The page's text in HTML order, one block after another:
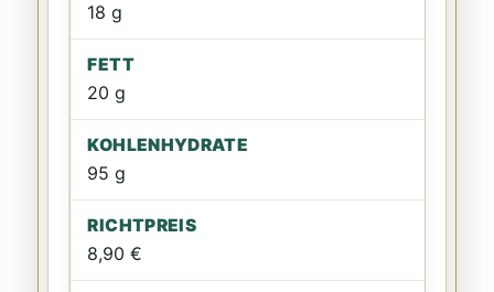
18 g
20 g
95 g
8,90 €